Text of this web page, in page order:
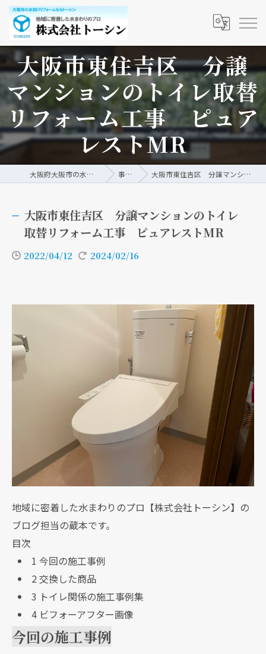
大阪市東住吉区 分譲
マンションのトイレ取替
リフォーム工事 ピュア
レストMR
大阪府大阪市の水回りリフォームなら株式会社トーシン 事例/ブログ 大阪市東住吉区 分譲マンションのトイレ取替リフォーム工事 ピュアレストMR
大阪市東住吉区 分譲マンションのトイレ
取替リフォーム工事 ピュアレストMR
2022/04/12 2024/02/16
地域に密着した水まわりのプロ【株式会社トーシン】の
ブログ担当の蔵本です。
目次
1 今回の施工事例
2交換した商品
3 トイレ関係の施工事例集
4ビフォーアフター画像
今回の施工事例